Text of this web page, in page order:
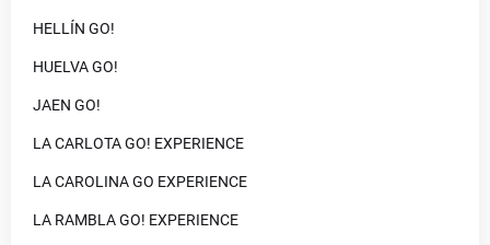
HELLÍN GO!
HUELVA GO!
JAEN GO!
LA CARLOTA GO! EXPERIENCE
LA CAROLINA GO EXPERIENCE
LA RAMBLA GO! EXPERIENCE